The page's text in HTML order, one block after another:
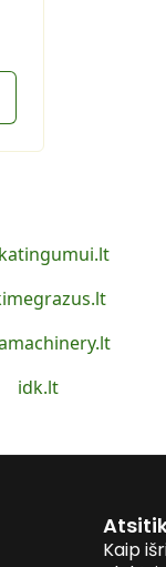
idk.lt
Kaip